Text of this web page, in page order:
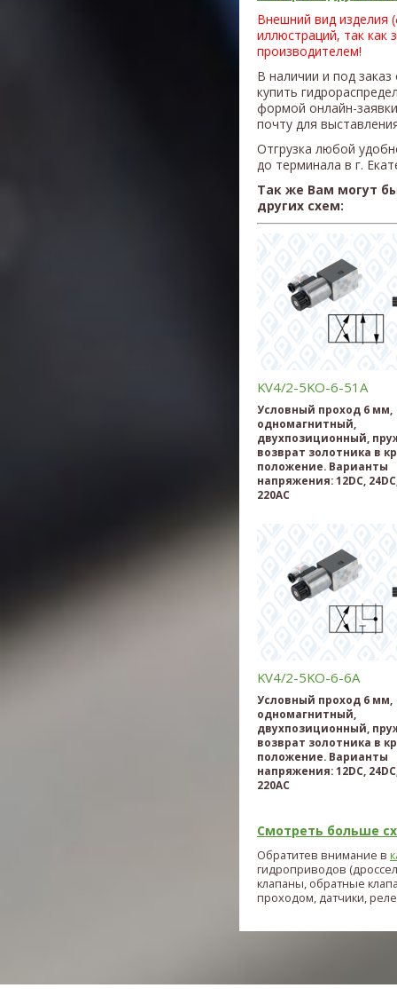
Внешний вид изделия
иллюстраций, так как
производителем!
В наличии и под
купить
формой онлайн-
почту для
Отгрузка любой
до терминала в г.
Так же Вам могут
других схем:
KV4/2-5KO-6-51A
Условный проход 6 мм,
одномагнитный,
двухпозиционный,
возврат золотника в
положение. Варианты
напряжения: 12DC,
220AC
KV4/2-5KO-6-6A
Условный проход 6 мм,
одномагнитный,
двухпозиционный,
возврат золотника в
положение. Варианты
напряжения: 12DC,
220AC
Смотреть больше
Обратитев внимание в
гидроприводов
клапаны, обратные
проходом, датчики, реле